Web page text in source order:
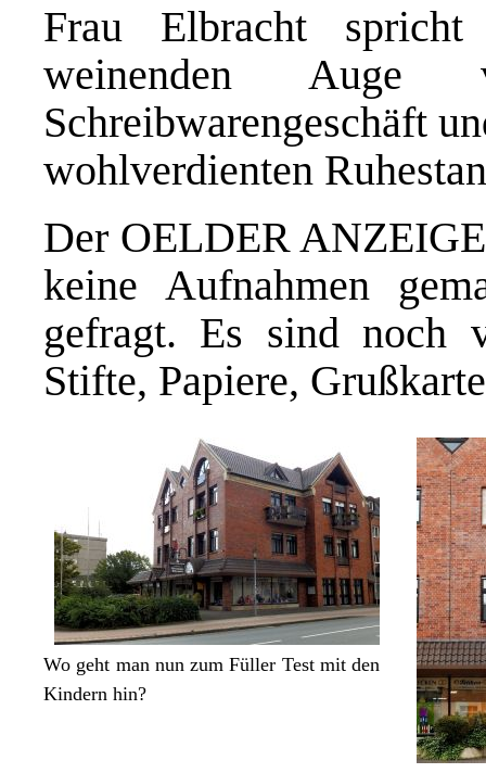
Frau Elbracht
weinenden
Schreibwarengeschäft
wohlverdienten
Der OELDER
keine Aufnahmen
gefragt. Es sind noch
Stifte, Papiere,
Wo geht man nun zum Füller Test mit den
Kindern hin?